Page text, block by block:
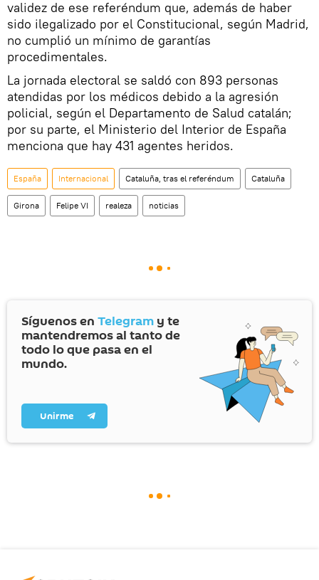
validez de ese referéndum que, además de haber
sido ilegalizado por el Constitucional, según Madrid,
no cumplió un mínimo de garantías
procedimentales.
La jornada electoral se saldó con 893 personas
atendidas por los médicos debido a la agresión
policial, según el Departamento de Salud catalán;
por su parte, el Ministerio del Interior de España
menciona que hay 431 agentes heridos.
España Internacional Cataluña, tras el referéndum Cataluña
Girona Felipe VI realeza noticias
Síguenos en Telegram y te
mantendremos al tanto de
todo lo que pasa en el
mundo.
Unirme